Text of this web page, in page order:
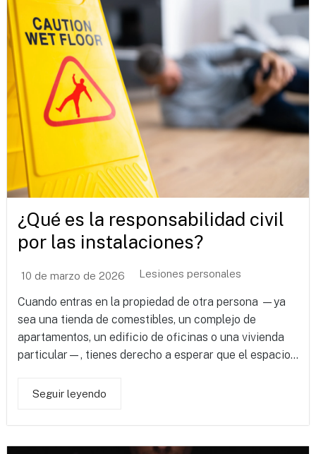
¿Qué es la responsabilidad civil
por las instalaciones?
10 de marzo de 2026 Lesiones personales
Cuando entras en la propiedad de otra persona —ya
sea una tienda de comestibles, un complejo de
apartamentos, un edificio de oficinas o una vivienda
particular—, tienes derecho a esperar que el espacio...
Seguir leyendo